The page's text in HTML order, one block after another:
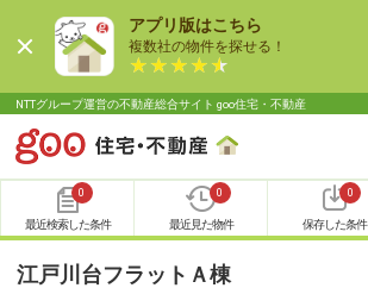
アプリ版はこちら
複数社の物件を探せる！
NTTグループ運営の不動産総合サイト goo住宅・不動産
0
最近検索した条件
0
最近見た物件
0
保存した条件
江戸川台フラットＡ棟